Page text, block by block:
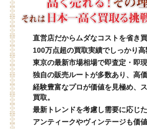
直営店だからムダなコストを省き
100万点超の買取実績でしっかり高
東京の最新市場相場で即査定・即現
独自の販売ルートが多数あり、高価
経験豊富なプロが価値を見極め、
買取。
最新トレンドを考慮し需要に応じた
アンティークやヴィンテージも価